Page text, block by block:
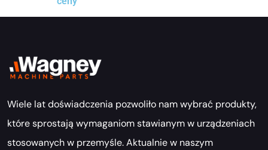
Wiele lat doświadczenia pozwoliło nam wybrać produkty,
które sprostają wymaganiom stawianym w urządzeniach
stosowanych w przemyśle. Aktualnie w naszym